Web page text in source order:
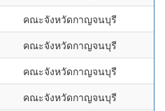
คณะจังหวัดกาญจนบุรี
คณะจังหวัดกาญจนบุรี
คณะจังหวัดกาญจนบุรี
คณะจังหวัดกาญจนบุรี